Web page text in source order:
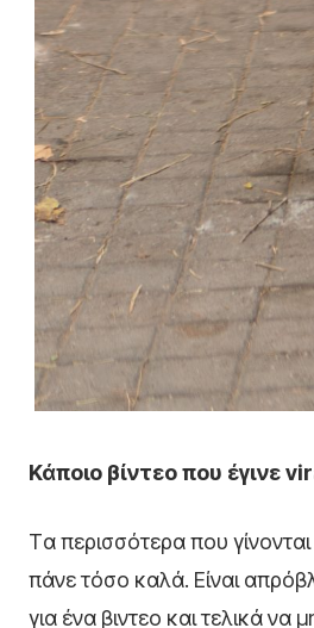
Κάποιο βίντεο που έγινε
Tα περισσότερα που
πάνε τόσο καλά. Eίναι
για ένα βιντεο και τελικά